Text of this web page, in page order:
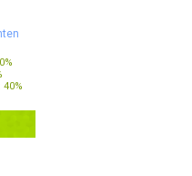
40%